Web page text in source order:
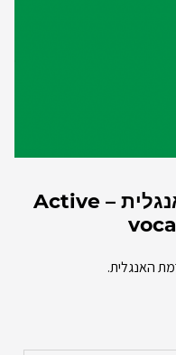
חוברת שינון מילים באנגלית – Active
האנגלית.